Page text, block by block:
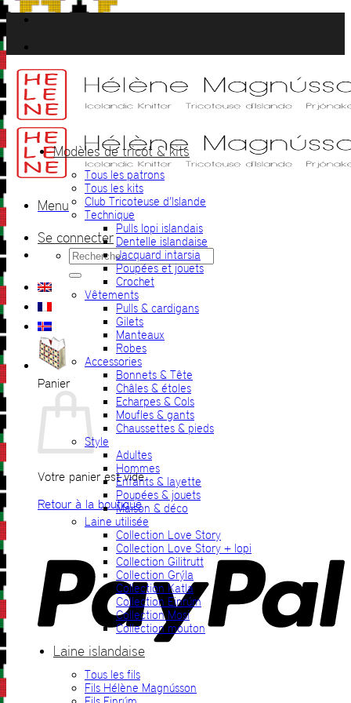
Passer
au
contenu
Menu
Se connecter
Recherche
pour :
Panier
Votre panier est vide.
Retour à la boutique
Modèles de tricot & kits
Tous les patrons
Tous les kits
Club Tricoteuse d’Islande
Technique
Pulls lopi islandais
Dentelle islandaise
Jacquard intarsia
Poupées et jouets
Crochet
Vêtements
Pulls & cardigans
Gilets
Manteaux
Robes
Accessories
Bonnets & Tête
Châles & étoles
Echarpes & Cols
Moufles & gants
Chaussettes & pieds
Style
Adultes
Hommes
Enfants & layette
Poupées & jouets
Maison & déco
Laine utilisée
Collection Love Story
Collection Love Story + lopi
Collection Gilitrutt
Collection Grýla
Collection Katla
Collection Einrúm
Collection Mosi
Collection mouton
Laine islandaise
Tous les fils
Fils Hélène Magnússon